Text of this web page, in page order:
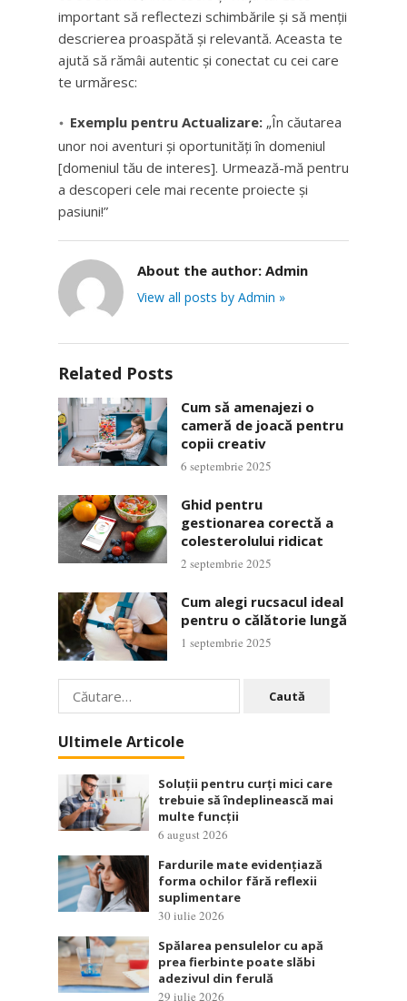
important să reflectezi schimbările și să menții
descrierea proaspătă și relevantă. Aceasta te
ajută să rămâi autentic și conectat cu cei care
te urmăresc:
Exemplu pentru Actualizare: „În căutarea
unor noi aventuri și oportunități în domeniul
[domeniul tău de interes]. Urmează-mă pentru
a descoperi cele mai recente proiecte și
pasiuni!”
About the author: Admin
View all posts by Admin »
Related Posts
Cum să amenajezi o
cameră de joacă pentru
copii creativ
6 septembrie 2025
Ghid pentru
gestionarea corectă a
colesterolului ridicat
2 septembrie 2025
Cum alegi rucsacul ideal
pentru o călătorie lungă
1 septembrie 2025
Caută
după:
Ultimele Articole
Soluții pentru curți mici care
trebuie să îndeplinească mai
multe funcții
6 august 2026
Fardurile mate evidențiază
forma ochilor fără reflexii
suplimentare
30 iulie 2026
Spălarea pensulelor cu apă
prea fierbinte poate slăbi
adezivul din ferulă
29 iulie 2026